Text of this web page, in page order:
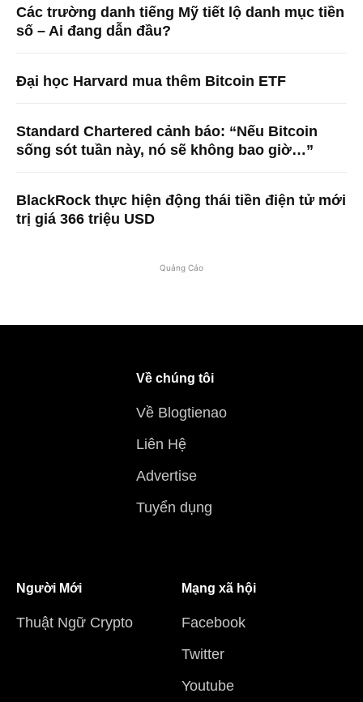
Các trường danh tiếng Mỹ tiết lộ danh mục tiền
số – Ai đang dẫn đầu?
Đại học Harvard mua thêm Bitcoin ETF
Standard Chartered cảnh báo: “Nếu Bitcoin
sống sót tuần này, nó sẽ không bao giờ…”
BlackRock thực hiện động thái tiền điện tử mới
trị giá 366 triệu USD
Quảng Cáo
Về chúng tôi
Về Blogtienao
Liên Hệ
Advertise
Tuyển dụng
Người Mới
Thuật Ngữ Crypto
Mạng xã hội
Facebook
Twitter
Youtube